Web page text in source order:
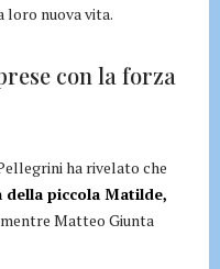
loro nuova vita.
con la forza
ha rivelato che
piccola Matilde,
Matteo Giunta